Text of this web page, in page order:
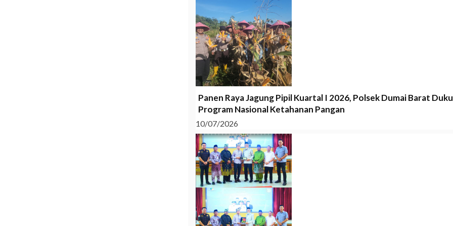
Panen Raya Jagung Pipil Kuartal I 2026, Polsek Dumai Barat
Program Nasional Ketahanan Pangan
10/07/2026